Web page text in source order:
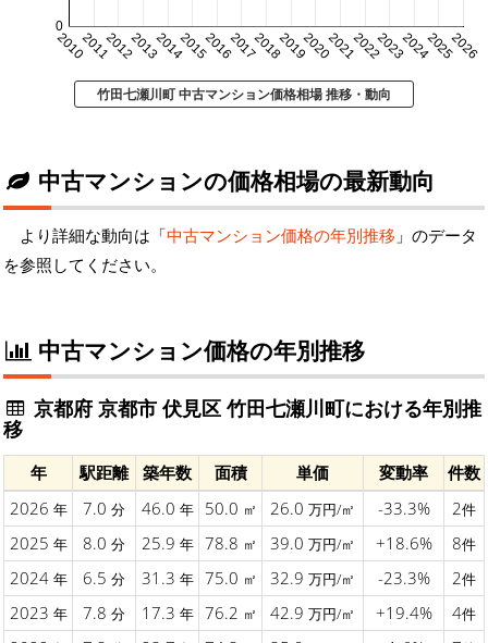
20102011201220132014201520162017201820192020202120222023202420252026
0
竹田七瀬川町 中古マンション価格相場 推移・動向
中古マンションの価格相場の最新動向
より詳細な動向は「中古マンション価格の年別推移 」のデータ
を参照してください。
中古マンション価格の年別推移
京都府 京都市 伏見区 竹田七瀬川町における年別推
移
年 駅距離 築年数 面積 単価 変動率
件数
2026 年 7.0 分 46.0 年 50.0 ㎡ 26.0 万円/㎡ -33.3% 2件
2025 年 8.0 分 25.9 年 78.8 ㎡ 39.0 万円/㎡ +18.6% 8件
2024 年 6.5 分 31.3 年 75.0 ㎡ 32.9 万円/㎡ -23.3% 2件
2023 年 7.8 分 17.3 年 76.2 ㎡ 42.9 万円/㎡ +19.4% 4件